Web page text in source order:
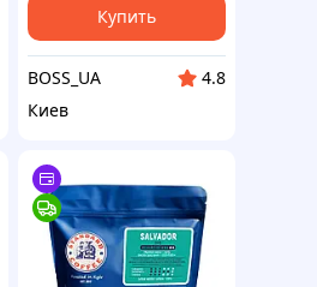
Купить
BOSS_UA
4.8
Киев